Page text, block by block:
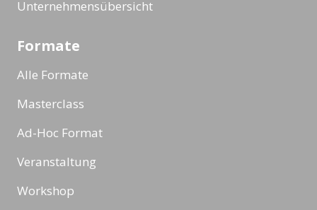
Unternehmensübersicht
Formate
Alle Formate
Masterclass
Ad-Hoc Format
Veranstaltung
Workshop